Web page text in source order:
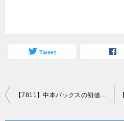
Tweet
投
【7811】中本パックスの初値結果は小幅高の1,480円、その後公開価格割れへ！